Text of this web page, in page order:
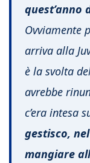
quest’anno
Ovviamente
arriva alla
è la svolta
avrebbe
c’era intesa
gestisco,
mangiare